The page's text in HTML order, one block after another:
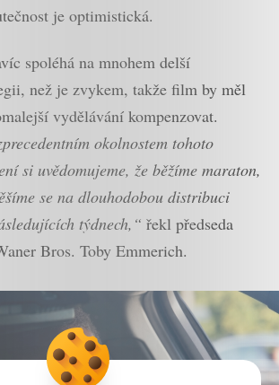
je optimistická.
spoléhá na mnohem delší
než je zvykem, takže film by měl
vydělávání kompenzovat.
okolnostem tohoto
si uvědomujeme, že běžíme maraton,
se na dlouhodobou distribuci
týdnech,“ řekl předseda
Bros. Toby Emmerich.